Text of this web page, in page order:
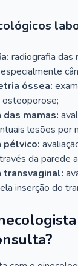
radiografia das
óssea:
mamas:
lesões por
pélvico:
da parede
inserção do